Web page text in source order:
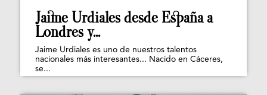
Jaime Urdiales desde España a
Londres y...
Jaime Urdiales es uno de nuestros talentos
nacionales más interesantes... Nacido en Cáceres,
se...